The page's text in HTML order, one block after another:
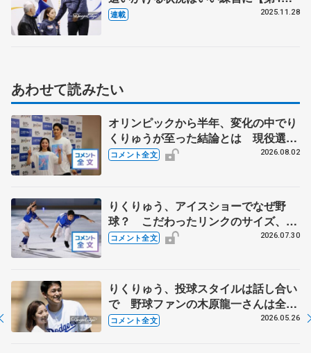
GPスケートアメリカ（上）】
連載 2025.11.28
あわせて読みたい
オリンピックから半年、変化の中でり
くりゅうが至った結論とは 現役選手
みたいな今の生活に「引退したんだよ
コメント全文 2026.08.02
りくりゅう、アイスショーでなぜ野
球？ こだわったリンクのサイズ、試
合同様の迫力を 【THE DESTINYリ
コメント全文 2026.07.30
りくりゅう、投球スタイルは話し合い
で 野球ファンの木原龍一さんは全て
に感動 【ドジャース戦始球式】
コメント全文 2026.05.26